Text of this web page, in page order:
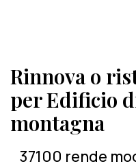
Rinnova o
per Edificio
montagna
37100 rende